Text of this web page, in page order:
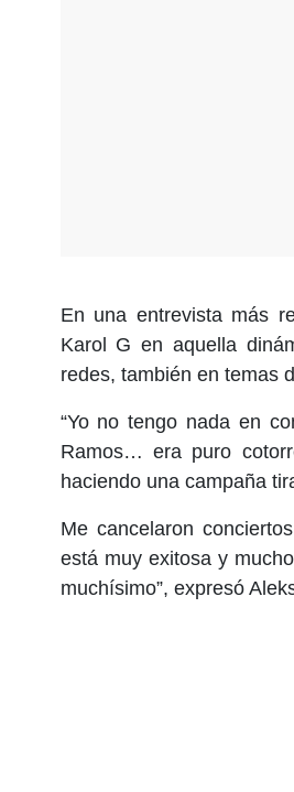
En una entrevista más
Karol G en aquella
redes, también en temas
“Yo no tengo nada en
Ramos… era puro
haciendo una campaña
Me cancelaron
está muy exitosa y
muchísimo”, expresó